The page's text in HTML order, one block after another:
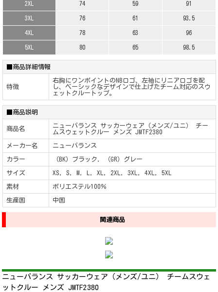
2XL 74 59 91
3XL 76 61 93.5
4XL 78 63 96
5XL 80 65 98.5
■商品詳細情報
特徴
右胸にワンポイントのNBロゴ、左袖にリニアロゴを配
し、ベーシックなデザインで仕上げたチーム対応のスウ
ェットクルートップ。
■商品説明
商品名
ニューバランス サッカーウェア（メンズ/ユニ） チー
ムスウェットクルー メンズ JMTF2380
メーカー名 ニューバランス
カラー （BK）ブラック, （GR）グレー
サイズ XS, S, M, L, XL, 2XL, 3XL, 4XL, 5XL
素材 ポリエステル100％
生産国 中国
関連商品
ニューバランス サッカーウェア（メンズ/ユニ） チームスウェ
ットクルー メンズ JMTF2380